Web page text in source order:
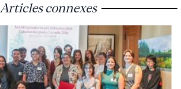
Articles connexes